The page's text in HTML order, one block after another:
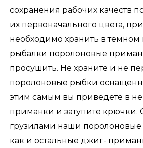
сохранения рабочих качеств
их первоначального цвета,
необходимо хранить в темном
рыбалки поролоновые
просушить. Не храните и не
поролоновые рыбки
этим самым вы приведете в
приманки и затупите крючки.
грузилами наши поролоновые
как и остальные джиг-